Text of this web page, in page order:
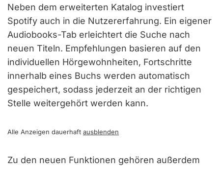
Neben dem erweiterten Katalog investiert
Spotify auch in die Nutzererfahrung. Ein eigener
Audiobooks-Tab erleichtert die Suche nach
neuen Titeln. Empfehlungen basieren auf den
individuellen Hörgewohnheiten, Fortschritte
innerhalb eines Buchs werden automatisch
gespeichert, sodass jederzeit an der richtigen
Stelle weitergehört werden kann.
Alle Anzeigen dauerhaft ausblenden
Zu den neuen Funktionen gehören außerdem